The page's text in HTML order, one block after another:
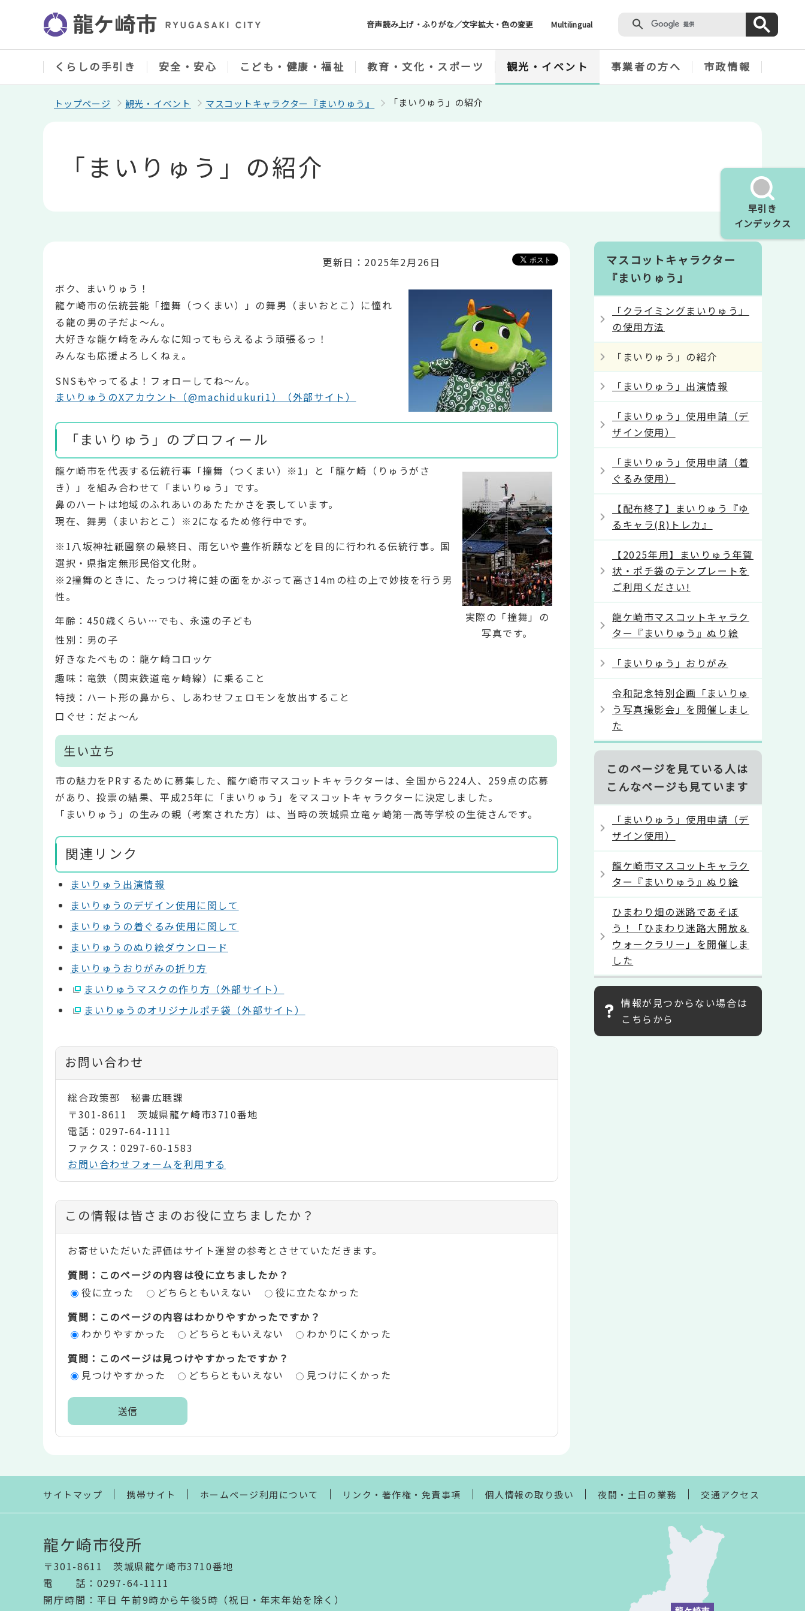
ジ
音声読み上げ・ふりがな／文字拡大・色の変更 Multilingual
早引き
インデックス
くらしの手引き 安全・安心 こども・健康・福祉 教育・文化・スポーツ 観光・イベント 事業者の方へ 市政情報
トップページ 観光・イベント マスコットキャラクター『まいりゅう』 「まいりゅう」の紹介
「まいりゅう」の紹介
更新日：2025年2月26日
ボク、まいりゅう！
龍ケ崎市の伝統芸能「撞舞（つくまい）」の舞男（まいおとこ）に憧れ
る龍の男の子だよ～ん。
大好きな龍ケ崎をみんなに知ってもらえるよう頑張るっ！
みんなも応援よろしくねぇ。
SNSもやってるよ！フォローしてね～ん。
まいりゅうのXアカウント（@machidukuri1）（外部サイト）
「まいりゅう」のプロフィール
実際の「撞舞」の
写真です。
龍ケ崎市を代表する伝統行事「撞舞（つくまい）※1」と「龍ケ崎（りゅうがさ
き）」を組み合わせて「まいりゅう」です。
鼻のハートは地域のふれあいのあたたかさを表しています。
現在、舞男（まいおとこ）※2になるため修行中です。
※1八坂神社祇園祭の最終日、雨乞いや豊作祈願などを目的に行われる伝統行事。国
選択・県指定無形民俗文化財。
※2撞舞のときに、たっつけ袴に蛙の面をかぶって高さ14mの柱の上で妙技を行う男
性。
年齢：450歳くらい…でも、永遠の子ども
性別：男の子
好きなたべもの：龍ケ崎コロッケ
趣味：竜鉄（関東鉄道竜ヶ崎線）に乗ること
特技：ハート形の鼻から、しあわせフェロモンを放出すること
口ぐせ：だよ～ん
生い立ち
市の魅力をPRするために募集した、龍ケ崎市マスコットキャラクターは、全国から224人、259点の応募
があり、投票の結果、平成25年に「まいりゅう」をマスコットキャラクターに決定しました。
「まいりゅう」の生みの親（考案された方）は、当時の茨城県立竜ヶ崎第一高等学校の生徒さんです。
関連リンク
まいりゅう出演情報
まいりゅうのデザイン使用に関して
まいりゅうの着ぐるみ使用に関して
まいりゅうのぬり絵ダウンロード
まいりゅうおりがみの折り方
まいりゅうマスクの作り方（外部サイト）
まいりゅうのオリジナルポチ袋（外部サイト）
お問い合わせ
総合政策部 秘書広聴課
〒301-8611 茨城県龍ケ崎市3710番地
電話：0297-64-1111
ファクス：0297-60-1583
お問い合わせフォームを利用する
コ
ン
テ
ン
評
エ
この情報は皆さまのお役に立ちましたか？
お寄せいただいた評価はサイト運営の参考とさせていただきます。
質問：このページの内容は役に立ちましたか？
役に立った
どちらともいえない
役に立たなかった
質問：このページの内容はわかりやすかったですか？
わかりやすかった
どちらともいえない
わかりにくかった
質問：このページは見つけやすかったですか？
見つけやすかった
どちらともいえない 見つけにくかった
ま
マスコットキャラクター
『まいりゅう』
「クライミングまいりゅう」
の使用方法
「まいりゅう」の紹介
「まいりゅう」出演情報
「まいりゅう」使用申請（デ
ザイン使用）
「まいりゅう」使用申請（着
ぐるみ使用）
【配布終了】まいりゅう『ゆ
るキャラ(R)トレカ』
【2025年用】まいりゅう年賀
状・ポチ袋のテンプレートを
ご利用ください!
龍ケ崎市マスコットキャラク
ター『まいりゅう』ぬり絵
「まいりゅう」おりがみ
令和記念特別企画「まいりゅ
う写真撮影会」を開催しまし
た
このページを見ている人は
こんなページも見ています
「まいりゅう」使用申請（デ
ザイン使用）
龍ケ崎市マスコットキャラク
ター『まいりゅう』ぬり絵
ひまわり畑の迷路であそぼ
う！「ひまわり迷路大開放＆
ウォークラリー」を開催しま
した
情報が見つからない場合は
こちらから
サイトマップ 携帯サイト ホームページ利用について リンク・著作権・免責事項 個人情報の取り扱い 夜間・土日の業務 交通アクセス
龍ケ崎市役所
〒301-8611 茨城県龍ケ崎市3710番地
電話 ： 0297-64-1111
開庁時間 ： 平日 午前9時から午後5時（祝日・年末年始を除く）